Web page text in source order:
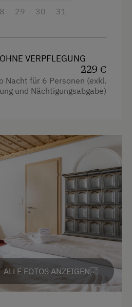
Berglandschaft
im Haus
29
30
31
VERPFLEGUNG
229 €
Nacht für 6 Personen (exkl.
und Nächtigungsabgabe)
ALLE FOTOS ANZEIGEN